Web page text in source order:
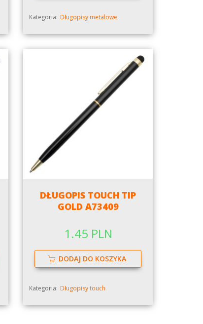
Kategoria: Długopisy metalowe
DŁUGOPIS TOUCH TIP
GOLD A73409
1.45 PLN
DODAJ DO KOSZYKA
Kategoria: Długopisy touch